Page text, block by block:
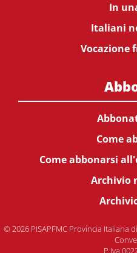
In
Italiani
Vocazione
Come
Come abbonarsi
Archivio
© 2026 PISAPFMC Provincia Italiana